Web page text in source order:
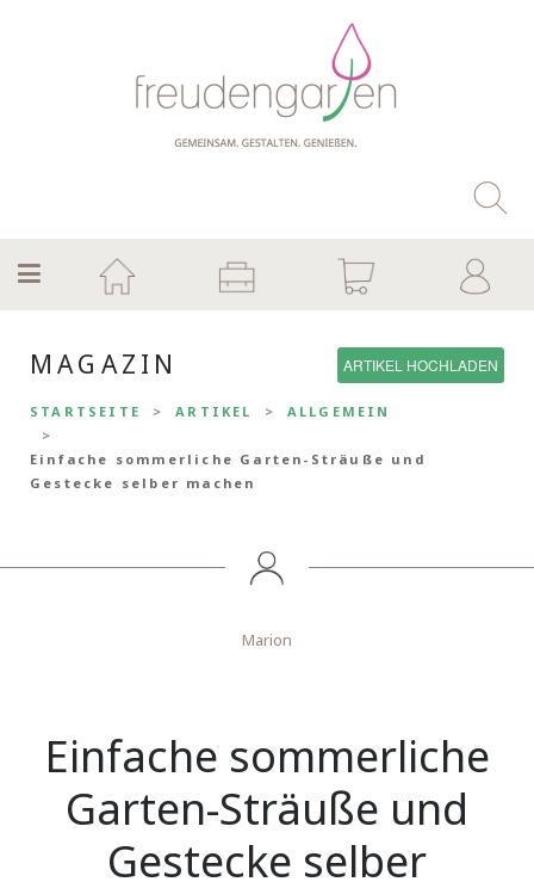
MAGAZIN ARTIKEL HOCHLADEN
STARTSEITE ARTIKEL ALLGEMEIN
Einfache sommerliche Garten-Sträuße und
Gestecke selber machen
Marion
Einfache sommerliche
Garten-Sträuße und
Gestecke selber